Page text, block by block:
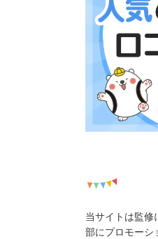
当サイトは監修
部にプロモーシ